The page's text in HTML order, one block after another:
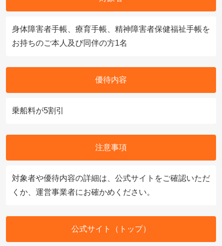
身体障害者手帳、療育手帳、精神障害者保健福祉手帳を
お持ちのご本人及び同伴の方1名
優待内容
乗船料が5割引
注意事項
対象者や優待内容の詳細は、公式サイトをご確認いただ
くか、運営事業者にお確かめください。
公式サイト（トップ）